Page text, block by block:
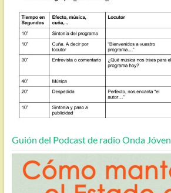
Guión del Podcast de radio Onda Jóven